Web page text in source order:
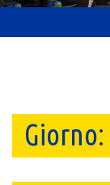
Giorno: